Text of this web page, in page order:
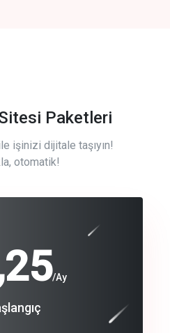
Paketleri
işinizi dijitale taşıyın!
otomatik!
/Ay